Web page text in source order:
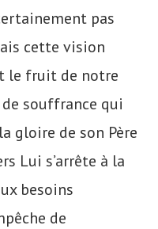
pas
cette vision
le fruit de notre
souffrance qui
gloire de son Père
Lui s’arrête à la
besoins
de